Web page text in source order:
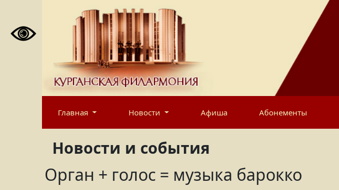
Главная Новости Афиша Абонементы
Новости и события
Орган + голос = музыка барокко